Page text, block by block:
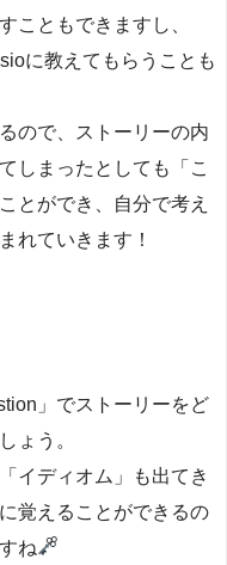
こともできますし、
に教えてもらうことも
ので、ストーリーの内
しまったとしても「こ
とができ、自分で考え
れていきます！
」でストーリーをど
ょう。
イディオム」も出てき
覚えることができるの
ね